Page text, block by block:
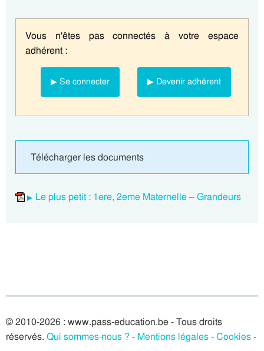
Vous n'êtes pas connectés à votre espace
adhérent :
▶ Se connecter ▶ Devenir adhérent
Télécharger les documents
Le plus petit : 1ere, 2eme Maternelle – Grandeurs
© 2010-2026 : www.pass-education.be - Tous droits
réservés. Qui sommes-nous ? - Mentions légales-Cookies-